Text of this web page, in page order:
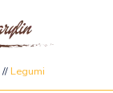
// Legumi